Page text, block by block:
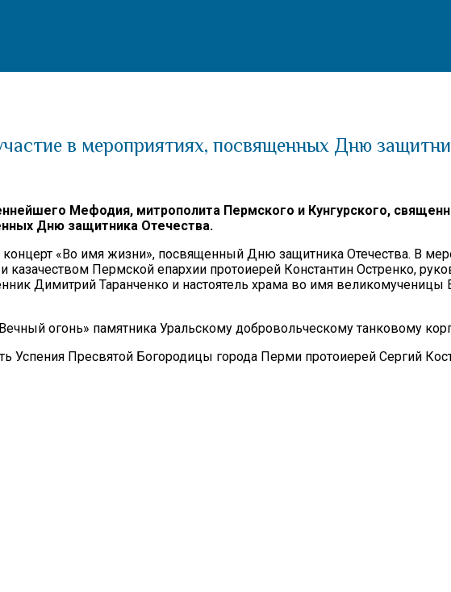
в мероприятиях, посвященных Дню
Мефодия, митрополита Пермского и Кунгурского,
Дню защитника Отечества.
«Во имя жизни», посвященный Дню защитника Отечества. В
Пермской епархии протоиерей Константин Остренко,
Димитрий Таранченко и настоятель храма во имя великомученицы
огонь» памятника Уральскому добровольческому танковому
Успения Пресвятой Богородицы города Перми протоиерей Сергий